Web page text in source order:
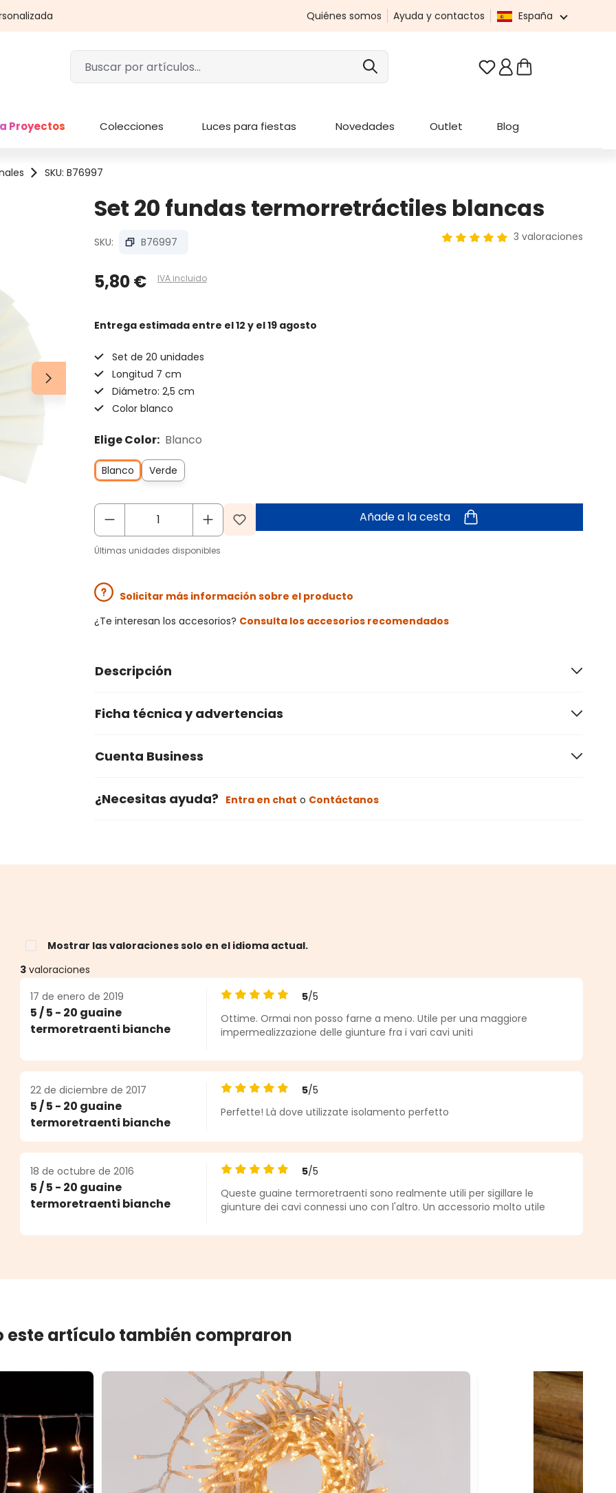
Quiénes somos Ayuda y contactos España
Tienes 0 artículos en
Proyectos Colecciones Luces para fiestas Novedades Outlet Blog
SKU: B76997
Set 20 fundas termorretráctiles blancas
SKU: B76997 3 valoraciones
5,80 € IVA incluido
Entrega estimada entre el 12 y el 19 agosto
Set de 20 unidades
Longitud 7 cm
Diámetro: 2,5 cm
Color blanco
Elige Color: Blanco
Blanco Verde
Añade a la cesta
Últimas unidades disponibles
Solicitar más información sobre el producto
¿Te interesan los accesorios? Consulta los accesorios recomendados
Descripción
Ficha técnica y advertencias
Cuenta Business
¿Necesitas ayuda? Entra en chat o Contáctanos
Mostrar las valoraciones solo en el idioma actual.
3 valoraciones
17 de enero de 2019
5 / 5 - 20 guaine
termoretraenti bianche
Calificación promedio de 5 de 5 estrellas
5/5
Ottime. Ormai non posso farne a meno. Utile per una maggiore
impermealizzazione delle giunture fra i vari cavi uniti
22 de diciembre de 2017
5 / 5 - 20 guaine
termoretraenti bianche
Calificación promedio de 5 de 5 estrellas
5/5
Perfette! Là dove utilizzate isolamento perfetto
18 de octubre de 2016
5 / 5 - 20 guaine
termoretraenti bianche
Calificación promedio de 5 de 5 estrellas
5/5
Queste guaine termoretraenti sono realmente utili per sigillare le
giunture dei cavi connessi uno con l'altro. Un accessorio molto utile
este artículo también compraron